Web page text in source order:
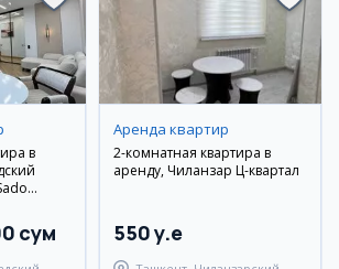
в
сум
Аренда квартир
2-комнатная квартира в
аренду, Чиланзар Ц-квартал
550 y.e